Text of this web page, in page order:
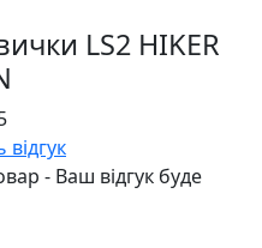
LS2 HIKER
- Ваш відгук буде